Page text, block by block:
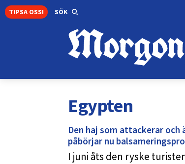
TIPSA OSS! SÖK
Egypten
Den haj som attackerar
påbörjar nu
I juni åts den ryske